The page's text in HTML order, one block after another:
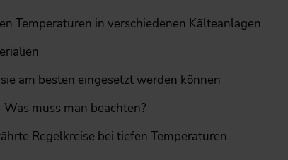
Temperaturen in verschiedenen Kälteanlagen
am besten eingesetzt werden können
muss man beachten?
Regelkreise bei tiefen Temperaturen